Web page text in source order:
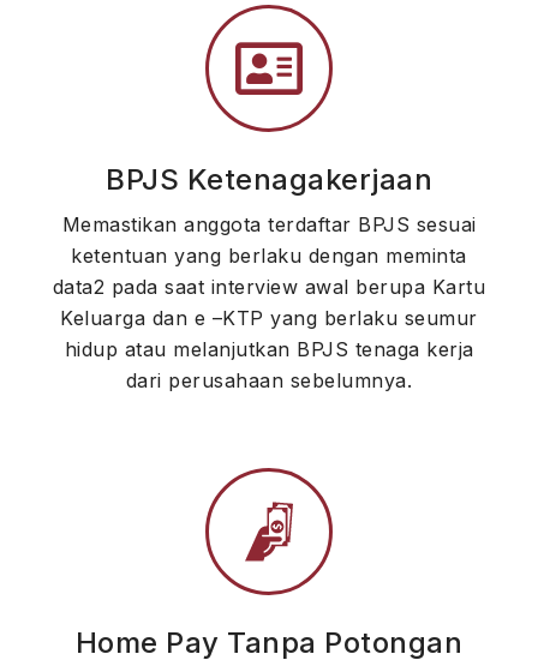
BPJS Ketenagakerjaan
Memastikan anggota terdaftar BPJS sesuai
ketentuan yang berlaku dengan meminta
data2 pada saat interview awal berupa Kartu
Keluarga dan e –KTP yang berlaku seumur
hidup atau melanjutkan BPJS tenaga kerja
dari perusahaan sebelumnya.
Home Pay Tanpa Potongan